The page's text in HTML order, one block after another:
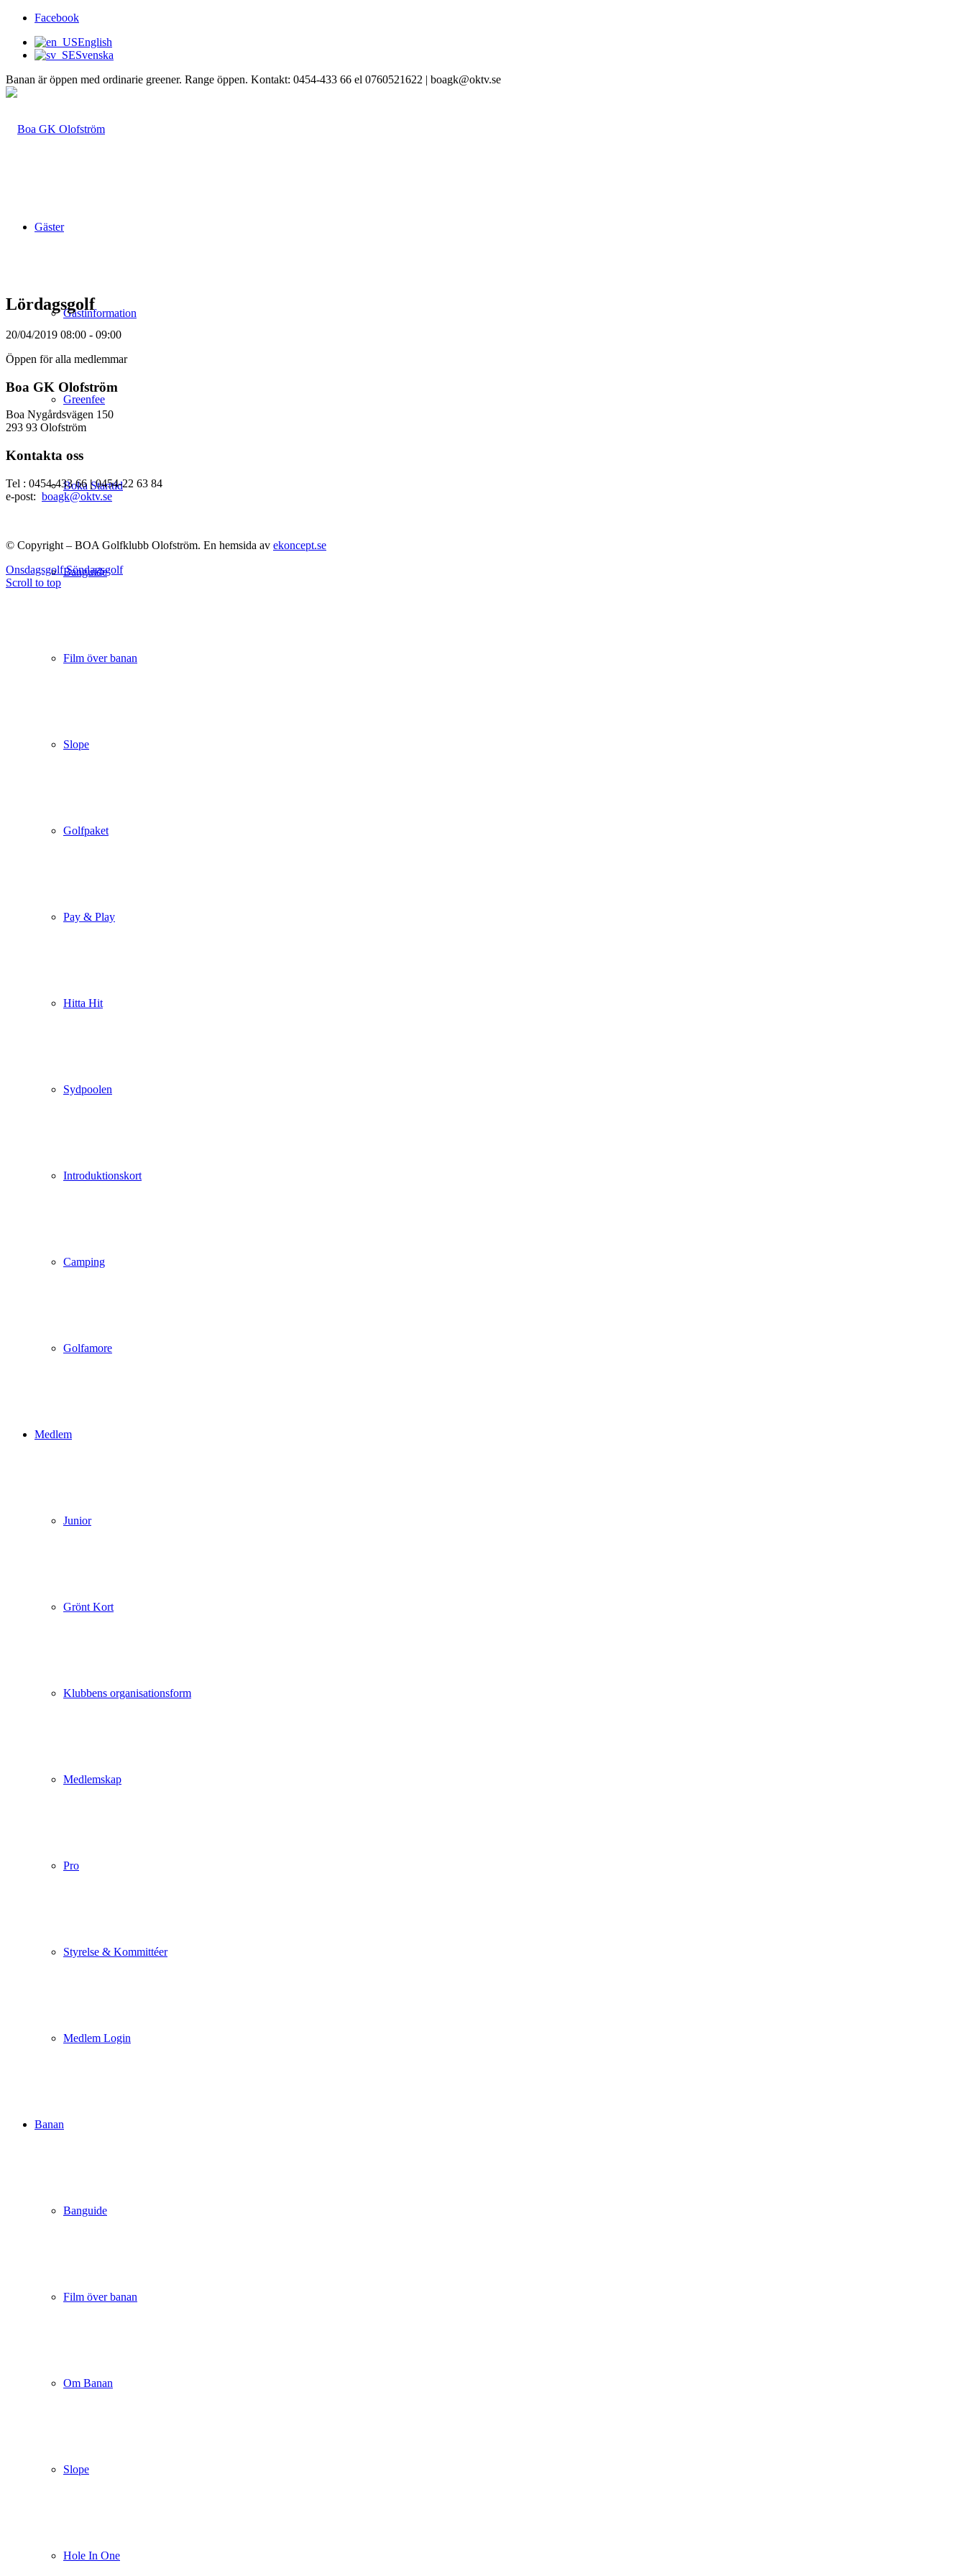
Facebook
English
Svenska
Banan är öppen med ordinarie greener. Range öppen. Kontakt: 0454-433 66 el 0760521622 | boagk@oktv.se
Gäster
Gästinformation
Greenfee
Boka Starttid
Banguide
Film över banan
Slope
Golfpaket
Pay & Play
Hitta Hit
Sydpoolen
Introduktionskort
Camping
Golfamore
Medlem
Junior
Grönt Kort
Klubbens organisationsform
Medlemskap
Pro
Styrelse & Kommittéer
Medlem Login
Banan
Banguide
Film över banan
Om Banan
Slope
Hole In One
Lördagsgolf
20/04/2019 08:00 - 09:00
Öppen för alla medlemmar
Boa GK Olofström
Boa Nygårdsvägen 150
293 93 Olofström
Kontakta oss
Tel : 0454-433 66 |0454-22 63 84
e-post: boagk@oktv.se
© Copyright – BOA Golfklubb Olofström. En hemsida av ekoncept.se
Onsdagsgolf Söndagsgolf
Scroll to top